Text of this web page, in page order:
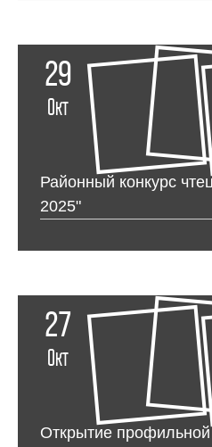
29
Окт
Районный конкурс
2025"
27
Окт
Открытие